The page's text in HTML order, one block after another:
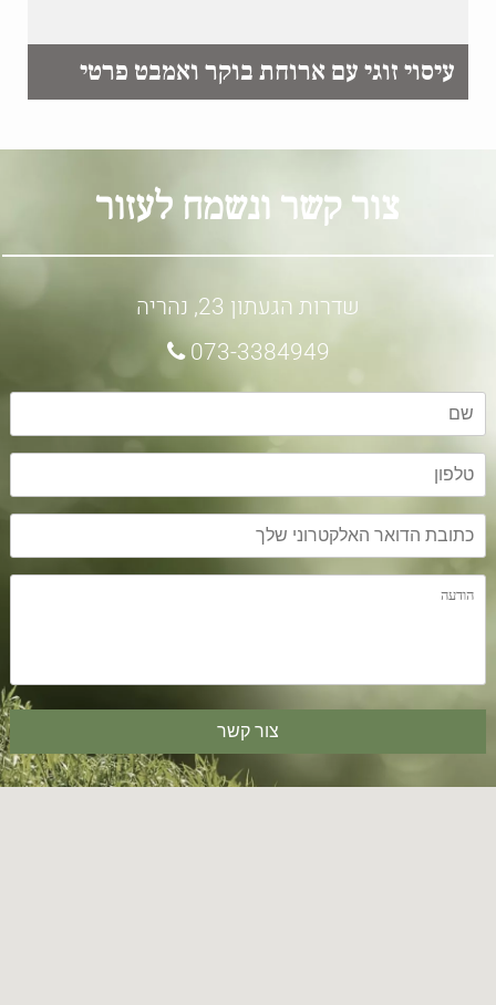
עיסוי זוגי עם ארוחת בוקר ואמבט פרטי
צור קשר ונשמח לעזור
שדרות הגעתון 23, נהריה
073-3384949